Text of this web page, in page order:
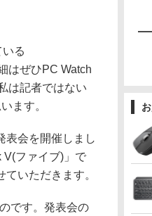
る
はぜひPC Watch
は記者ではない
ます。
会を開催しまし
V(ファイブ)」で
いただきます。
です。発表会の